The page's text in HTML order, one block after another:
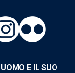
E IL SUO